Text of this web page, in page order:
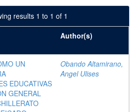
results 1 to 1 of 1
Author(s)
UN
EDUCATIVAS
GENERAL
Obando Altamirano,
Angel Ulises